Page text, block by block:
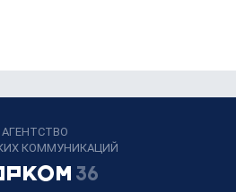
АГЕНТСТВО
КОММУНИКАЦИЙ